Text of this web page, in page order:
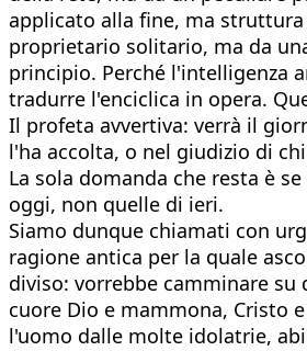
applicato alla fine, ma
proprietario solitario, ma da
principio. Perché l'intelligenza
tradurre l'enciclica in opera.
Il profeta avvertiva: verrà il
l'ha accolta, o nel giudizio di
La sola domanda che resta è
oggi, non quelle di ieri.
Siamo dunque chiamati con
ragione antica per la quale
diviso: vorrebbe camminare
cuore Dio e mammona, Cristo
l'uomo dalle molte idolatrie,